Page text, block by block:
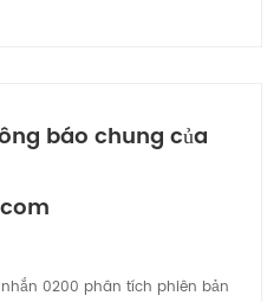
báo chung của
0200 phân tích phiên bản